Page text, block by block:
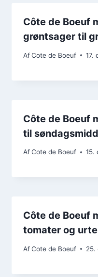
Côte de Boeuf
grøntsager til
AfCote de Boeuf 17.
Côte de Boeuf
til
AfCote de Boeuf 15.
Côte de Boeuf
tomater og
AfCote de Boeuf 25.